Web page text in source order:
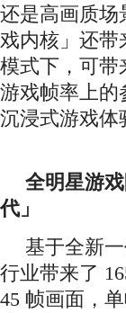
还是高画质场
戏内核」还带
模式下，可带
游戏帧率上的
沉浸式游戏体
全明星游
代」
基于全新
行业带来了
45 帧画面，